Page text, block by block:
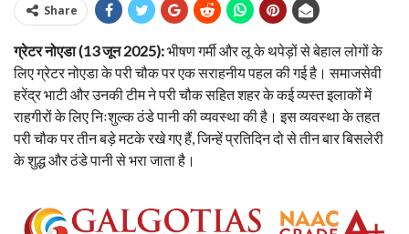
Share
ग्रेटर नोएडा (13 जून 2025):भीषण गर्मी और लू के थपेड़ों से बेहाल लोगों के
लिए ग्रेटर नोएडा के परी चौक पर एक सराहनीय पहल की गई है। समाजसेवी
हरेंद्र भाटी और उनकी टीम ने परी चौक सहित शहर के कई व्यस्त इलाकों में
राहगीरों के लिए निःशुल्क ठंडे पानी की व्यवस्था की है। इस व्यवस्था के तहत
परी चौक पर तीन बड़े मटके रखे गए हैं, जिन्हें प्रतिदिन दो से तीन बार बिसलेरी
के शुद्ध और ठंडे पानी से भरा जाता है।